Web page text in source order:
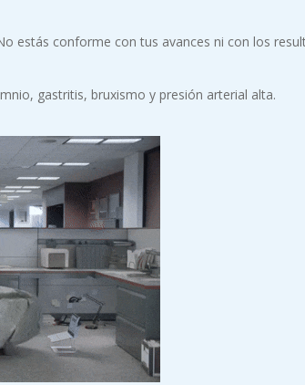
estás conforme con tus avances ni con los
gastritis, bruxismo y presión arterial alta.